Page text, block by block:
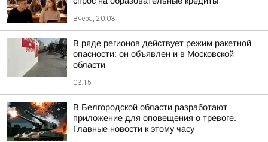
Вчера, 20:03
В ряде регионов действует режим ракетной
опасности: он объявлен и в Московской
области
03:15
В Белгородской области разработают
приложение для оповещения о тревоге.
Главные новости к этому часу